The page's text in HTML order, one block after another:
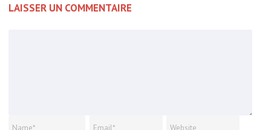
LAISSER UN COMMENTAIRE